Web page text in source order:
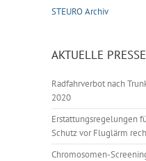
STEURO Archiv
AKTUELLE
Radfahrverbot nach
2020
Erstattungsregelungen
Schutz vor Fluglärm
Chromosomen-